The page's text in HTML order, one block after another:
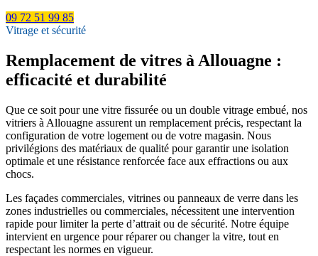
09 72 51 99 85
Vitrage et sécurité
Remplacement de vitres à Allouagne :
efficacité et durabilité
Que ce soit pour une vitre fissurée ou un double vitrage embué, nos
vitriers à Allouagne assurent un remplacement précis, respectant la
configuration de votre logement ou de votre magasin. Nous
privilégions des matériaux de qualité pour garantir une isolation
optimale et une résistance renforcée face aux effractions ou aux
chocs.
Les façades commerciales, vitrines ou panneaux de verre dans les
zones industrielles ou commerciales, nécessitent une intervention
rapide pour limiter la perte d’attrait ou de sécurité. Notre équipe
intervient en urgence pour réparer ou changer la vitre, tout en
respectant les normes en vigueur.